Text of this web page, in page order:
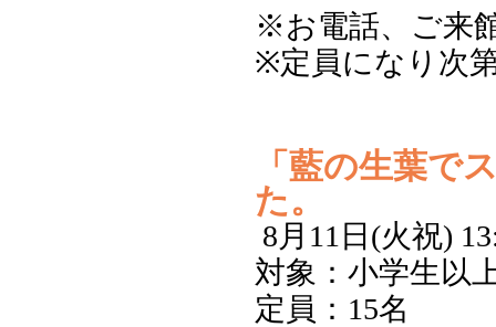
※お電話、ご来
※定員になり次
「藍の生葉で
た。
8月11日(火祝)
対象：小学生以
定員：15名